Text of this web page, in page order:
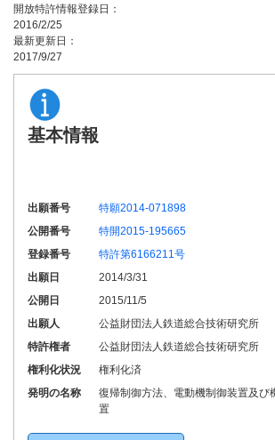
開放特許情報登録日：
2016/2/25
最新更新日：
2017/9/27
基本情報
出願番号
特願2014-071898
公開番号
特開2015-195665
登録番号
特許第6166211号
出願日
2014/3/31
公開日
2015/11/5
出願人
公益財団法人鉄道総合技術研究所
特許権者
公益財団法人鉄道総合技術研究所
権利化状況
権利化済
発明の名称
復帰制御方法、電動機制御装置及び
置